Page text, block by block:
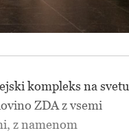
kompleks na svetu
ZDA z vsemi
z namenom